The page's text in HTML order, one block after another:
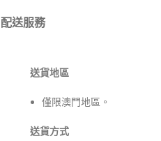
配送服務
送貨地區
僅限澳門地區。
送貨方式